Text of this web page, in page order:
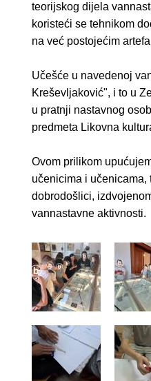
teorijskog dijela
koristeći se tehnikom
na već postojećim
Učešće u navedenoj
Kreševljaković", i to u
u pratnji nastavnog
predmeta Likovna
Ovom prilikom
učenicima i
dobrodošlici,
vannastavne aktivnosti.